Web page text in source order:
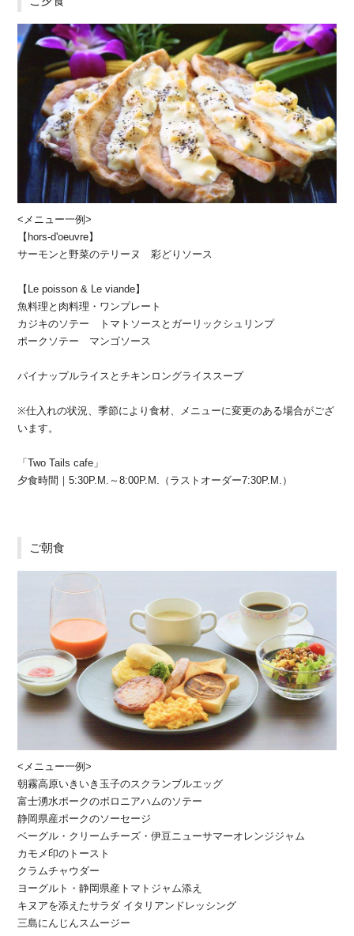
<メニュー一例>
【hors-d'oeuvre】
サーモンと野菜のテリーヌ 彩どりソース
【Le poisson & Le viande】
魚料理と肉料理・ワンプレート
カジキのソテー トマトソースとガーリックシュリンプ
ポークソテー マンゴソース
パイナップルライスとチキンロングライススープ
※仕入れの状況、季節により食材、メニューに変更のある場合がござ
います。
「Two Tails cafe」
夕食時間｜5:30P.M.～8:00P.M.（ラストオーダー7:30P.M.）
ご朝食
<メニュー一例>
朝霧高原いきいき玉子のスクランブルエッグ
富士湧水ポークのボロニアハムのソテー
静岡県産ポークのソーセージ
ベーグル・クリームチーズ・伊豆ニューサマーオレンジジャム
カモメ印のトースト
クラムチャウダー
ヨーグルト・静岡県産トマトジャム添え
キヌアを添えたサラダ イタリアンドレッシング
三島にんじんスムージー